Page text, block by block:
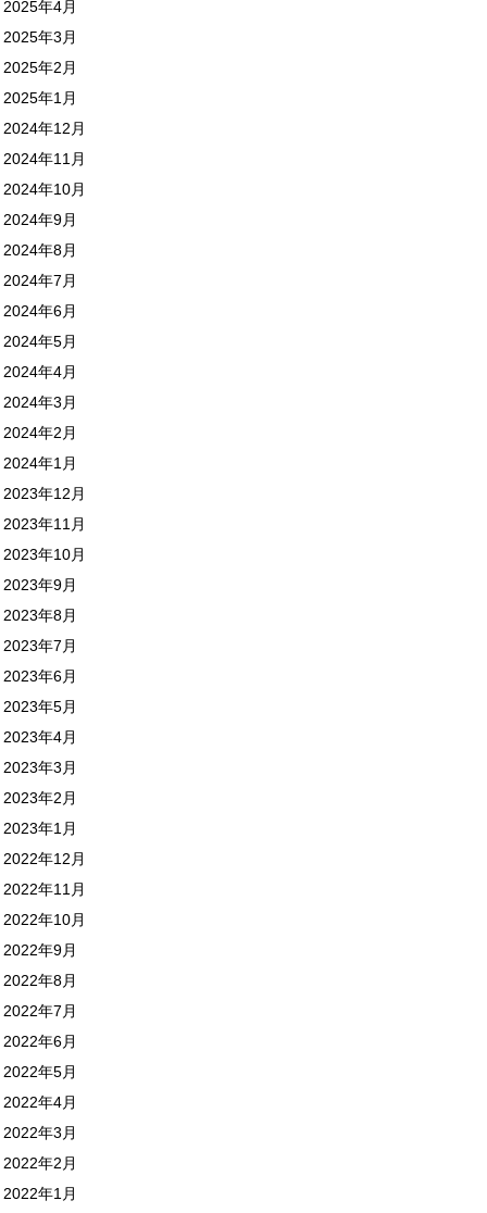
2025年4月
2025年3月
2025年2月
2025年1月
2024年12月
2024年11月
2024年10月
2024年9月
2024年8月
2024年7月
2024年6月
2024年5月
2024年4月
2024年3月
2024年2月
2024年1月
2023年12月
2023年11月
2023年10月
2023年9月
2023年8月
2023年7月
2023年6月
2023年5月
2023年4月
2023年3月
2023年2月
2023年1月
2022年12月
2022年11月
2022年10月
2022年9月
2022年8月
2022年7月
2022年6月
2022年5月
2022年4月
2022年3月
2022年2月
2022年1月